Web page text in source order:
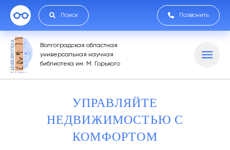
Поиск Позвонить
Волгоградская областная
универсальная научная
библиотека им. М. Горького
УПРАВЛЯЙТЕ
НЕДВИЖИМОСТЬЮ С
КОМФОРТОМ